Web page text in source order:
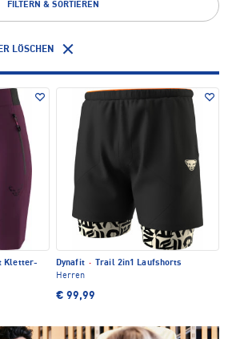
FILTERN & SORTIEREN
LÖSCHEN
Kletter-
Dynafit ·
Trail 2in1 Laufshorts
Herren
€ 99,99